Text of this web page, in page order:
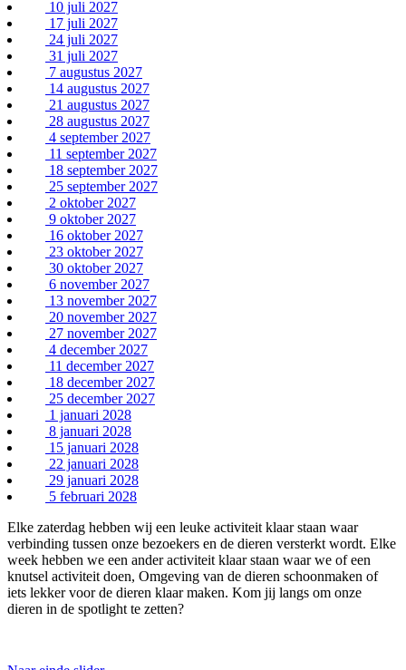
10 juli 2027
17 juli 2027
24 juli 2027
31 juli 2027
7 augustus 2027
14 augustus 2027
21 augustus 2027
28 augustus 2027
4 september 2027
11 september 2027
18 september 2027
25 september 2027
2 oktober 2027
9 oktober 2027
16 oktober 2027
23 oktober 2027
30 oktober 2027
6 november 2027
13 november 2027
20 november 2027
27 november 2027
4 december 2027
11 december 2027
18 december 2027
25 december 2027
1 januari 2028
8 januari 2028
15 januari 2028
22 januari 2028
29 januari 2028
5 februari 2028
Elke zaterdag hebben wij een leuke activiteit klaar staan waar
verbinding tussen onze bezoekers en de dieren versterkt wordt. Elke
week hebben we een ander activiteit klaar staan waar we of een
knutsel activiteit doen, Omgeving van de dieren schoonmaken of
iets lekker voor de dieren klaar maken. Kom jij langs om onze
dieren in de spotlight te zetten?